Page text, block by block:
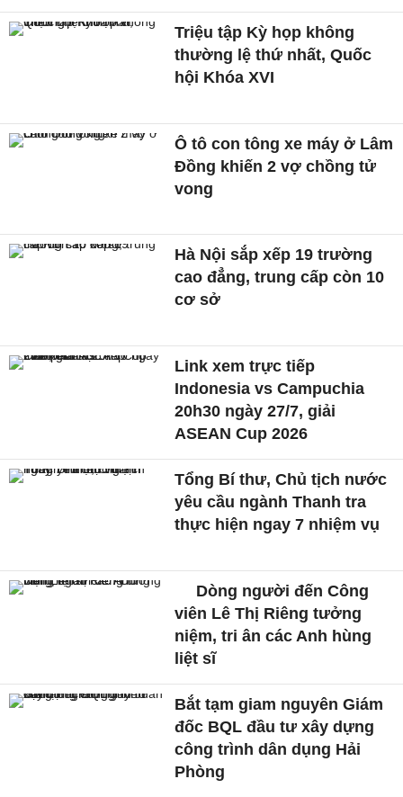
Triệu tập Kỳ họp không
thường lệ thứ nhất, Quốc
hội Khóa XVI
Ô tô con tông xe máy ở Lâm
Đồng khiến 2 vợ chồng tử
vong
Hà Nội sắp xếp 19 trường
cao đẳng, trung cấp còn 10
cơ sở
Link xem trực tiếp
Indonesia vs Campuchia
20h30 ngày 27/7, giải
ASEAN Cup 2026
Tổng Bí thư, Chủ tịch nước
yêu cầu ngành Thanh tra
thực hiện ngay 7 nhiệm vụ
Dòng người đến Công
viên Lê Thị Riêng tưởng
niệm, tri ân các Anh hùng
liệt sĩ
Bắt tạm giam nguyên Giám
đốc BQL đầu tư xây dựng
công trình dân dụng Hải
Phòng